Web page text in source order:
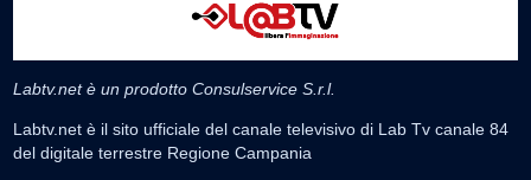
Labtv.net è un prodotto Consulservice S.r.l.
Labtv.net è il sito ufficiale del canale televisivo di Lab Tv canale 84
del digitale terrestre Regione Campania